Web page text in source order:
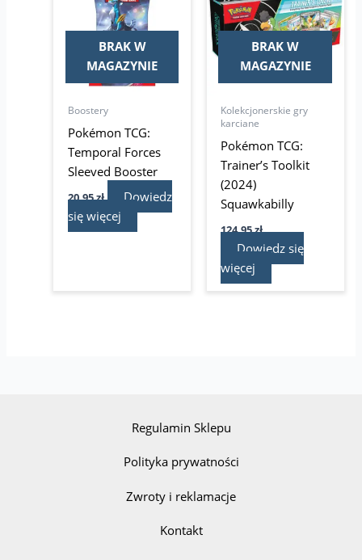
BRAK W
MAGAZYNIE
Boostery
Pokémon TCG:
Temporal Forces
Sleeved Booster
20,95zł
Dowiedz
się więcej
BRAK W
MAGAZYNIE
Kolekcjonerskie gry
karciane
Pokémon TCG:
Trainer’s Toolkit
(2024)
Squawkabilly
124,95zł
Dowiedz się
więcej
Regulamin Sklepu
Polityka prywatności
Zwroty i reklamacje
Kontakt